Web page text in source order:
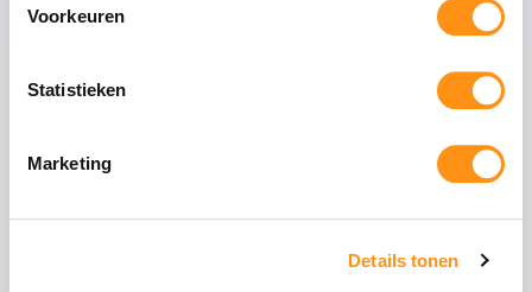
Voorkeuren
Statistieken
Marketing
Details tonen
Veiligheid van gehard glas
Gehard glas (ESG - Einscheiben-Sicherheitsglas)
ondergaat een speciaal thermisch proces waarbij
vervolgens snel wordt afgekoeld. Dit creëert een
permanente drukspanning in het oppervlak,
Bestand tegen grote temperatuurverschillen